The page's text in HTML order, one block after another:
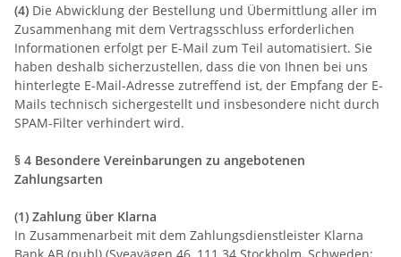
(4) Die Abwicklung der Bestellung und Übermittlung aller im
Zusammenhang mit dem Vertragsschluss erforderlichen
Informationen erfolgt per E-Mail zum Teil automatisiert. Sie
haben deshalb sicherzustellen, dass die von Ihnen bei uns
hinterlegte E-Mail-Adresse zutreffend ist, der Empfang der E-
Mails technisch sichergestellt und insbesondere nicht durch
SPAM-Filter verhindert wird.
§ 4 Besondere Vereinbarungen zu angebotenen
Zahlungsarten
(1) Zahlung über Klarna
In Zusammenarbeit mit dem Zahlungsdienstleister Klarna